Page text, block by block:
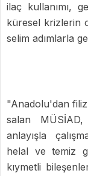
ilaç kullanımı,
küresel krizlerin
selim adımlarla
"Anadolu'dan
salan
anlayışla
helal ve temiz
kıymetli